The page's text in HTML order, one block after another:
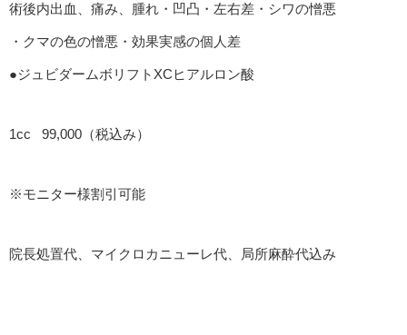
術後内出血、痛み、腫れ・凹凸・左右差・シワの憎悪
・クマの色の憎悪・効果実感の個人差
●ジュビダームボリフトXCヒアルロン酸
1cc 99,000（税込み）
※モニター様割引可能
院長処置代、マイクロカニューレ代、局所麻酔代込み